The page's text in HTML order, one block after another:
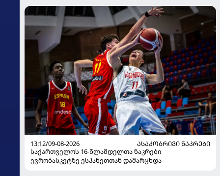
13:12/09-08-2026
ᲐᲡᲐᲙᲝᲑᲠᲘᲕᲘ ᲜᲐᲙᲠᲔᲑᲘ
საქართველოს 16-წლამდელთა ნაკრები
ევრობასკეტზე ესპანეთთან დამარცხდა